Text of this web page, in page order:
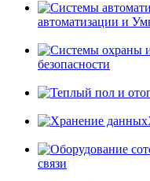
автоматизации и
безопасности
связи